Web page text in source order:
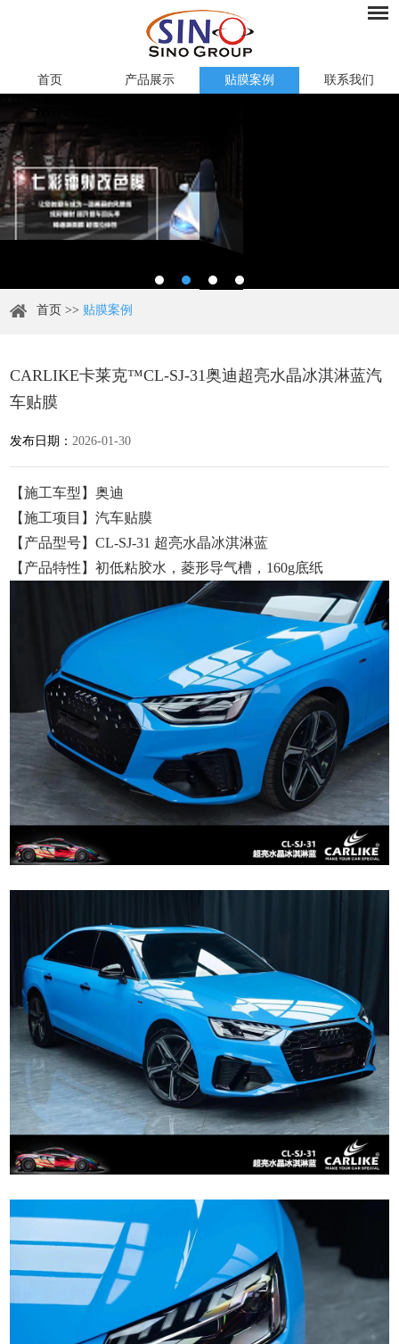
首页 产品展示 贴膜案例 联系我们
首页 >> 贴膜案例
CARLIKE卡莱克™CL-SJ-31奥迪超亮水晶冰淇淋蓝汽
车贴膜
发布日期： 2026-01-30
【施工车型】奥迪
【施工项目】汽车贴膜
【产品型号】CL-SJ-31 超亮水晶冰淇淋蓝
【产品特性】初低粘胶水，菱形导气槽，160g底纸